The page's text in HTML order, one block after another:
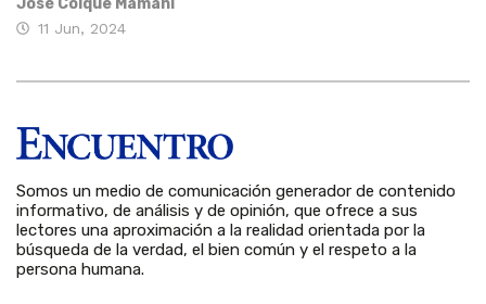
José Colque Mamani
11 Jun, 2024
Somos un medio de comunicación generador de contenido
informativo, de análisis y de opinión, que ofrece a sus
lectores una aproximación a la realidad orientada por la
búsqueda de la verdad, el bien común y el respeto a la
persona humana.